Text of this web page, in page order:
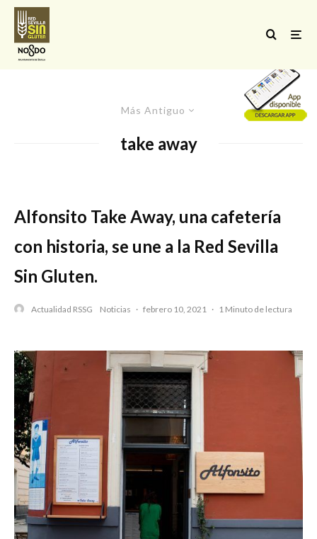
Más Antiguo
take away
Alfonsito Take Away, una cafetería
con historia, se une a la Red Sevilla
Sin Gluten.
Actualidad RSSG Noticias · febrero 10, 2021 · 1 Minuto de lectura